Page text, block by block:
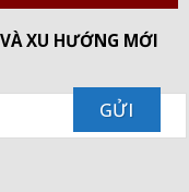
XU HƯỚNG MỚI